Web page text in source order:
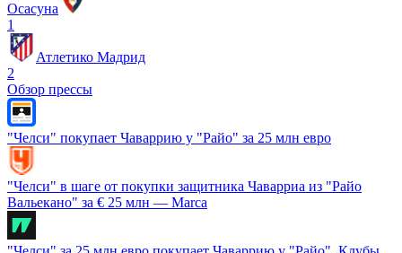
Осасуна
1
Атлетико Мадрид
2
Обзор прессы
"Челси" покупает Чаваррию у "Райо" за 25 млн евро
"Челси" в шаге от покупки защитника Чаварриа из "Райо
Вальекано" за € 25 млн — Marca